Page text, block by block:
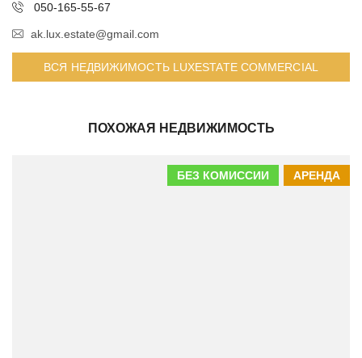
050-165-55-67
ak.lux.estate@gmail.com
ВСЯ НЕДВИЖИМОСТЬ LUXESTATE COMMERCIAL
ПОХОЖАЯ НЕДВИЖИМОСТЬ
АРЕНДА
БЕЗ КОМИССИИ